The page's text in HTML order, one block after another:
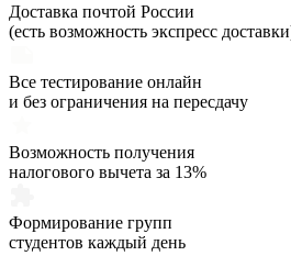
Доставка почтой России
(есть возможность экспресс
Все тестирование онлайн
и без ограничения на пересдачу
Возможность получения
налогового вычета за 13%
Формирование групп
студентов каждый день